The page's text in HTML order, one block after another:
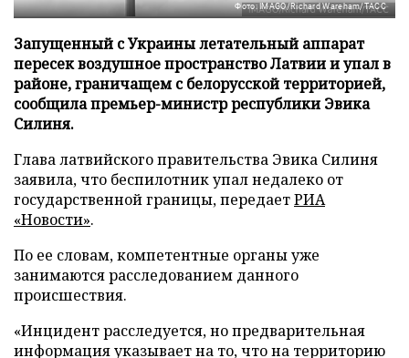
Фото: IMAGO/Richard Wareham/ТАСС
Запущенный с Украины летательный аппарат
пересек воздушное пространство Латвии и упал в
районе, граничащем с белорусской территорией,
сообщила премьер-министр республики Эвика
Силиня.
Глава латвийского правительства Эвика Силиня
заявила, что беспилотник упал недалеко от
государственной границы, передаетРИА
«Новости».
По ее словам, компетентные органы уже
занимаются расследованием данного
происшествия.
«Инцидент расследуется, но предварительная
информация указывает на то, что на территорию